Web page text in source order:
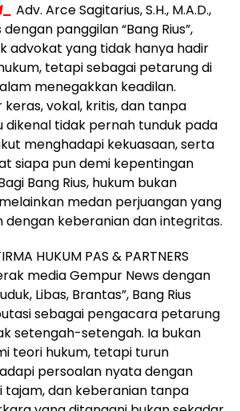
Adv. Arce Sagitarius, S.H., M.A.D.,
panggilan “Bang Rius”,
advokat yang tidak hanya hadir
tetapi sebagai petarung di
menegakkan keadilan.
vokal, kritis, dan tanpa
dikenal tidak pernah tunduk pada
menghadapi kekuasaan, serta
siapa pun demi kepentingan
Bang Rius, hukum bukan
medan perjuangan yang
dengan keberanian dan integritas.
HUKUM PAS & PARTNERS
media Gempur News dengan
Libas, Brantas”, Bang Rius
sebagai pengacara petarung
setengah-setengah. Ia bukan
teori hukum, tetapi turun
persoalan nyata dengan
dan keberanian tanpa